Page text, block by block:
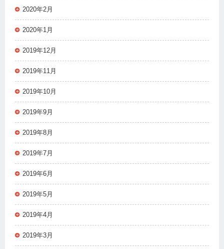
2020年2月
2020年1月
2019年12月
2019年11月
2019年10月
2019年9月
2019年8月
2019年7月
2019年6月
2019年5月
2019年4月
2019年3月